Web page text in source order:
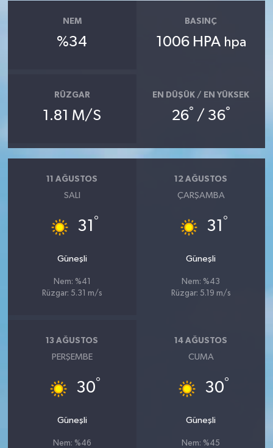
NEM
%34
BASINÇ
1006 HPA hpa
RÜZGAR
1.81 M/S
EN DÜŞÜK / EN YÜKSEK
26° / 36°
11 AĞUSTOS
SALI
31 °
Güneşli
Nem: %41
Rüzgar: 5.31 m/s
12 AĞUSTOS
ÇARŞAMBA
31 °
Güneşli
Nem: %43
Rüzgar: 5.19 m/s
13 AĞUSTOS
PERŞEMBE
30°
Güneşli
Nem: %46
14 AĞUSTOS
CUMA
30°
Güneşli
Nem: %45